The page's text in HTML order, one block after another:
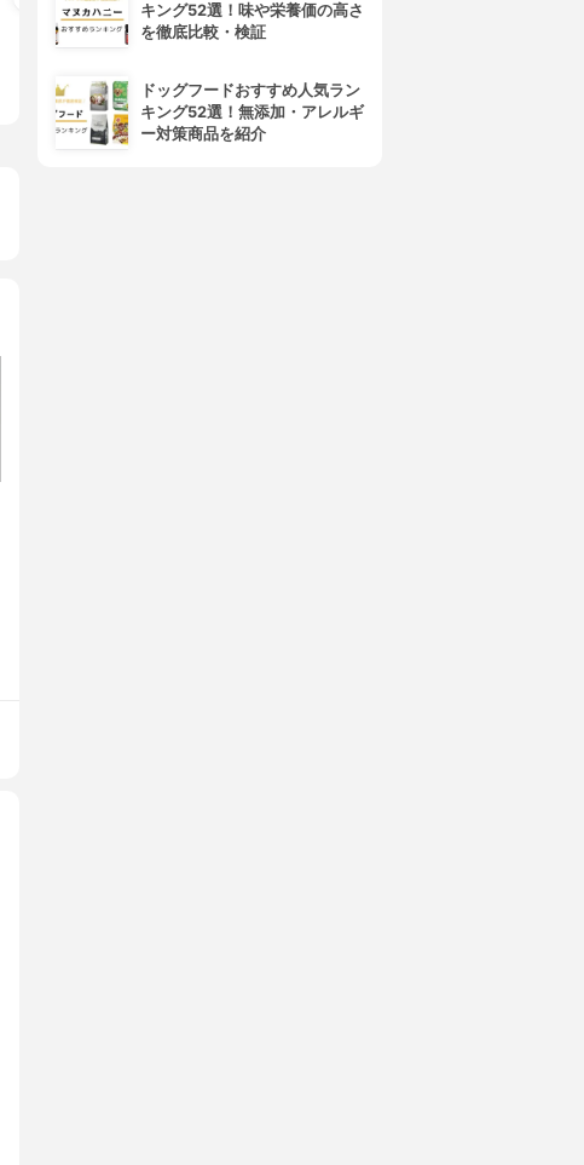
キング52選！味や栄養価の高さ
を徹底比較・検証
ドッグフードおすすめ人気ラン
キング52選！無添加・アレルギ
ー対策商品を紹介